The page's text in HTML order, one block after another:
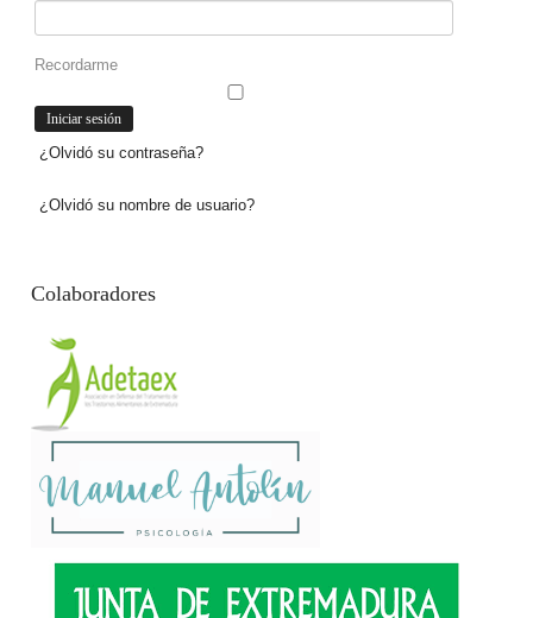
Recordarme
¿Olvidó su contraseña?
¿Olvidó su nombre de usuario?
Colaboradores